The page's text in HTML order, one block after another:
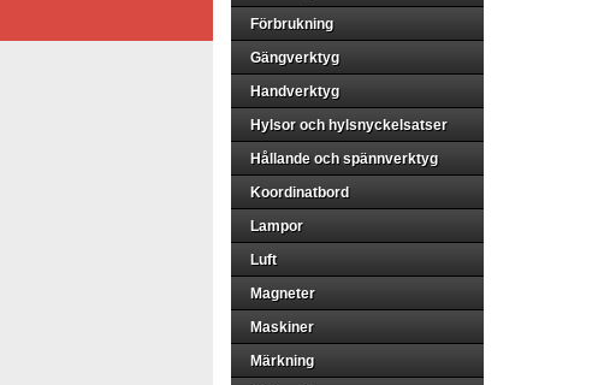
Förbrukning
Gängverktyg
Handverktyg
Hylsor och hylsnyckelsatser
Hållande och spännverktyg
Koordinatbord
Lampor
Luft
Magneter
Maskiner
Märkning